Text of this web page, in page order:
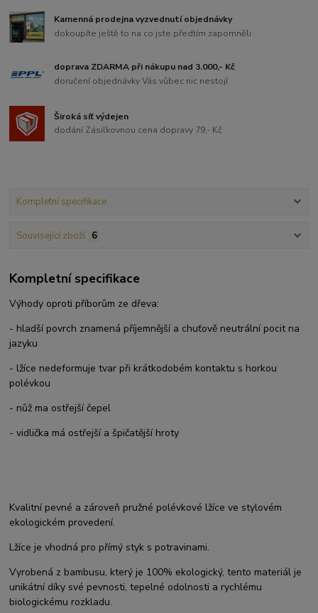
Kamenná prodejna vyzvednutí objednávky
dokoupíte ještě to na co jste předtím zapomněli
doprava ZDARMA při nákupu nad 3.000,- Kč
doručení objednávky Vás vůbec nic nestojí
Široká síť výdejen
dodání Zásilkovnou cena dopravy 79,- Kč
Kompletní specifikace
Související zboží 6
Kompletní specifikace
Výhody oproti příborům ze dřeva:
- hladší povrch znamená příjemnější a chuťově neutrální pocit na
jazyku
- lžíce nedeformuje tvar při krátkodobém kontaktu s horkou
polévkou
- nůž ma ostřejší čepel
- vidlička má ostřejší a špičatější hroty
Kvalitní pevné a zároveň pružné polévkové lžíce ve stylovém
ekologickém provedení.
Lžíce je vhodná pro přímý styk s potravinami.
Vyrobená z bambusu, který je 100% ekologický, tento materiál je
unikátní díky své pevnosti, tepelné odolnosti a rychlému
biologickému rozkladu.